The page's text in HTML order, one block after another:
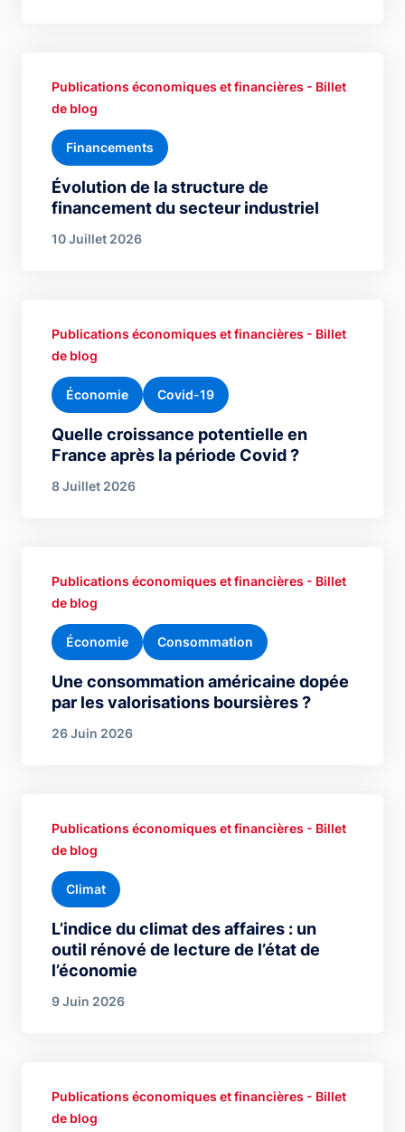
Évolution de la structure de
financement du secteur industriel
Publications économiques et financières - Billet
de blog
Financements
10 Juillet 2026
Quelle croissance potentielle en
France après la période Covid ?
Publications économiques et financières - Billet
de blog
Économie Covid-19
8 Juillet 2026
Une consommation américaine dopée
par les valorisations boursières ?
Publications économiques et financières - Billet
de blog
Économie Consommation
26 Juin 2026
L’indice du climat des affaires : un
outil rénové de lecture de l’état de
l’économie
Publications économiques et financières - Billet
de blog
Climat
9 Juin 2026
Publications économiques et financières - Billet
de blog